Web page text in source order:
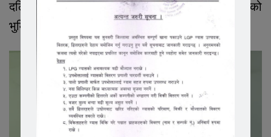
दलित, भूमिहीन सुकुम्बासी र अव्यवस्थित बसोबासीहरु रहेको
भुमि आयोगको तथ्याङ्क छ ।